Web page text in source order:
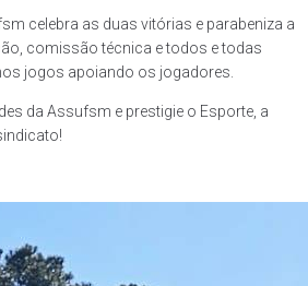
celebra as duas vitórias e parabeniza a
comissão técnica e todos e todas
jogos apoiando os jogadores.
da Assufsm e prestigie o Esporte, a